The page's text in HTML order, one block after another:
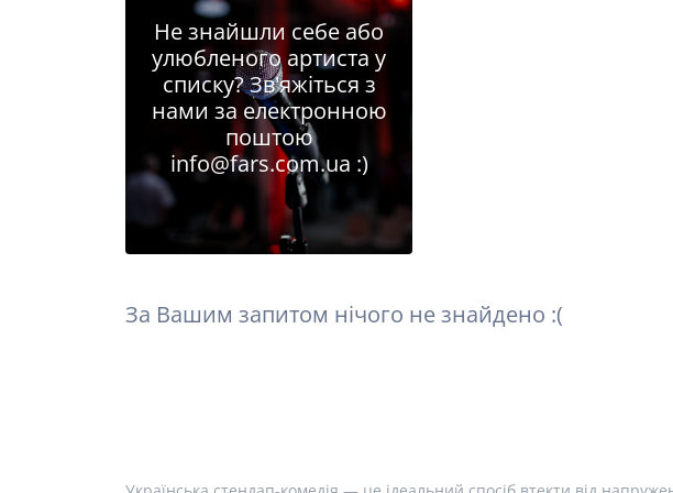
Не знайшли себе або
улюбленого артиста у
списку? Зв'яжіться з
нами за електронною
поштою
info@fars.com.ua :)
За Вашим запитом нічого не знайдено :(